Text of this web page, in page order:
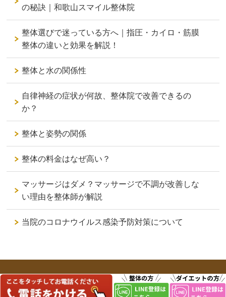
の秘訣｜和歌山スマイル整体院
整体選びで迷っている方へ｜指圧・カイロ・筋膜
整体の違いと効果を解説！
整体と水の関係性
自律神経の症状が何故、整体院で改善できるの
か？
整体と姿勢の関係
整体の料金はなぜ高い？
マッサージはダメ？マッサージで不調が改善しな
い理由を整体師が解説
当院のコロナウイルス感染予防対策について